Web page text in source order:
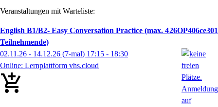
Veranstaltungen mit Warteliste:
English B1/B2- Easy Conversation Practice (max. 4
Teilnehmende)
26OP406ce301
02.11.26 - 14.12.26 (7-mal) 17:15 - 18:30
Online: Lernplattform vhs.cloud